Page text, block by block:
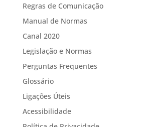
Regras de Comunicação
Manual de Normas
Canal 2020
Legislação e Normas
Perguntas Frequentes
Glossário
Ligações Úteis
Acessibilidade